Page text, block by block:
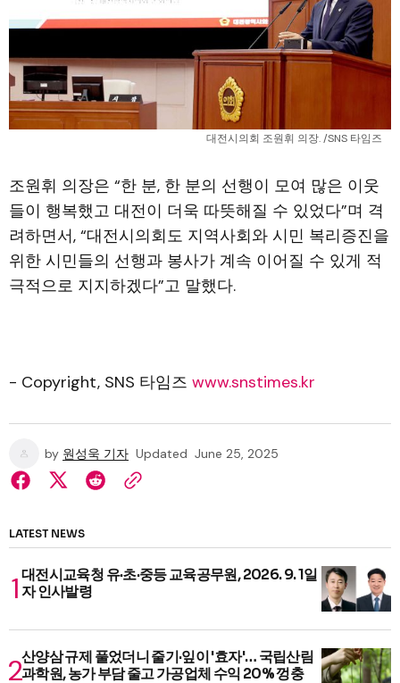
대전시의회 조원휘 의장. /SNS 타임즈
조원휘 의장은 “한 분, 한 분의 선행이 모여 많은 이웃
들이 행복했고 대전이 더욱 따뜻해질 수 있었다”며 격
려하면서, “대전시의회도 지역사회와 시민 복리증진을
위한 시민들의 선행과 봉사가 계속 이어질 수 있게 적
극적으로 지지하겠다”고 말했다.
- Copyright, SNS 타임즈 www.snstimes.kr
by 원성욱 기자 Updated June 25, 2025
LATEST NEWS
대전시교육청 유·초·중등 교육공무원, 2026. 9. 1일
자 인사발령
산양삼 규제 풀었더니 줄기·잎이 '효자'… 국립산림
과학원, 농가 부담 줄고 가공업체 수익 20% 껑충